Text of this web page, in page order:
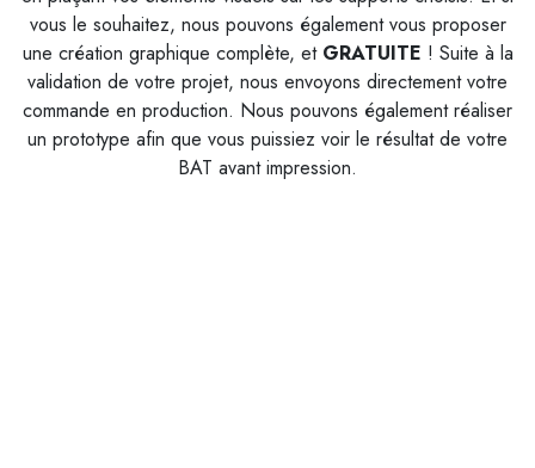
vous le souhaitez, nous pouvons également vous proposer
une création graphique complète, et GRATUITE ! Suite à la
validation de votre projet, nous envoyons directement votre
commande en production. Nous pouvons également réaliser
un prototype afin que vous puissiez voir le résultat de votre
BAT avant impression.